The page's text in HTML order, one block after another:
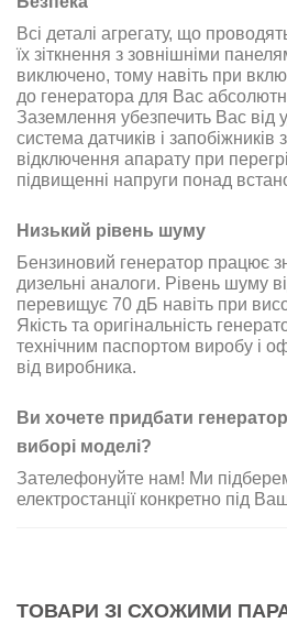
Всі деталі агрегату, що
їх зіткнення з зовнішніми
виключено, тому навіть при
до генератора для Вас
Заземлення убезпечить Вас від
система датчиків і запобіжників
відключення апарату при
підвищенні напруги понад
Низький рівень шуму
Бензиновий генератор працює
дизельні аналоги. Рівень шуму
перевищує 70 дБ навіть при
Якість та оригінальність
технічним паспортом виробу і
від виробника.
Ви хочете придбати
виборі моделі?
Зателефонуйте нам! Ми
електростанції конкретно під
ТОВАРИ ЗІ СХОЖИМИ